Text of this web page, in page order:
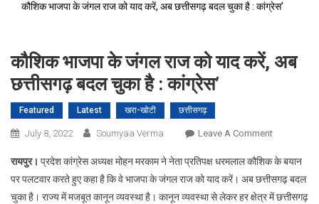
कौशिक भाजपा के जंगल राज को याद करें, अब छत्तीसगढ़ बदल चुका है : कांग्रेस’
कौशिक भाजपा के जंगल राज को याद करें, अब
छत्तीसगढ़ बदल चुका है : कांग्रेस’
Featured Latest खरा-खोटी छत्तीसगढ़
July 8, 2022 Soumyaa Verma Leave A CommentOn
भाजपा
के
जंगल
रायपुर। प्रदेश कांग्रेस अध्यक्ष मोहन मरकाम ने नेता प्रतिपक्ष धरमलाल कौशिक के बयान
पर पलटवार करते हुए कहा है कि वे भाजपा के जंगल राज को याद करें। अब छत्तीसगढ़ बदल
चुका है। राज्य में मजबूत कानून व्यवस्था है। कानून व्यवस्था से लेकर हर क्षेत्र में छत्तीसगढ़